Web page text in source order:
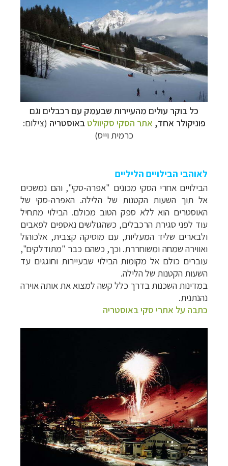
כל בוקר עולים מהעיירות שבעמק עם רכבלים וגם
פוניקולר אחד, אתר הסקי סקיוולטבאוסטריה (צילום:
כרמית וייס)
לאוהבי הבילויים הליליים
הבילויים אחרי הסקי מכונים "אפרה-סקי", והם נמשכים
אל תוך השעות הקטנות של הלילה. האפרה-סקי של
האוסטרים הוא ללא ספק הטוב מכולם. הבילוי מתחיל
עוד לפני סגירת הרכבלים, כשהגולשים נאספים לפאבים
ולבארים שליד המעליות, עם מוסיקה קצבית, אלכוהול
ואווירה שמחה ומשוחררת. וכך, כשהם כבר "מתודלקים",
עוברים כולם אל מקומות הבילוי שבעיירות וחוגגים עד
השעות הקטנות של הלילה.
במדינות השכנות בדרך כלל קשה למצוא את אותה אוירה
נהנתנית.
כתבה על אתרי סקי באוסטריה
טיולי אקטיב - אופניים, שייט והליכהלחצו לרשימת
יעדים »